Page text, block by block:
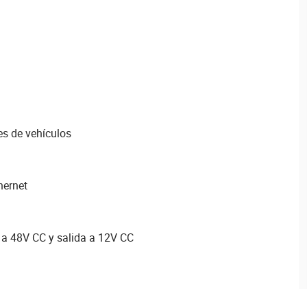
de vehículos
48V CC y salida a 12V CC